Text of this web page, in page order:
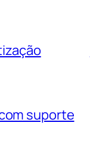
suporte